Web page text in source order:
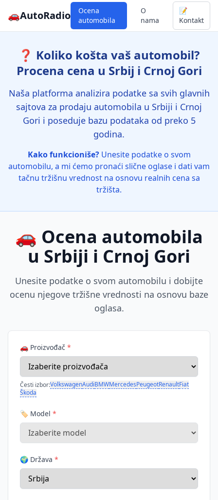
🚗AutoRadio
Ocena
automobila
O
nama
📝
Kontakt
❓ Koliko košta vaš automobil?
Procena cena u Srbij i Crnoj Gori
Naša platforma analizira podatke sa svih glavnih
sajtova za prodaju automobila u Srbiji i Crnoj
Gori i poseduje bazu podataka od preko 5
godina.
Kako funkcioniše?Unesite podatke o svom
automobilu, a mi ćemo pronaći slične oglase i dati vam
tačnu tržišnu vrednost na osnovu realnih cena sa
tržišta.
🚗 Ocena automobila
u Srbiji i Crnoj Gori
Unesite podatke o svom automobilu i dobijte
ocenu njegove tržišne vrednosti na osnovu baze
oglasa.
🚗 Proizvođač *
Česti izbor:VolkswagenAudiBMWMercedesPeugeotRenaultFiat
Škoda
🏷️ Model *
🌍 Država *